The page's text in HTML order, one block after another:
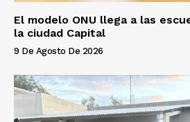
El modelo ONU llega a las
la ciudad Capital
9 De Agosto De 2026